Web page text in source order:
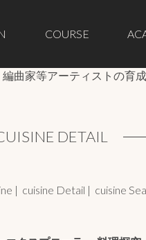
COURSE
曲家等アーティストの育
DETAIL
| cuisine Detail | cuisine